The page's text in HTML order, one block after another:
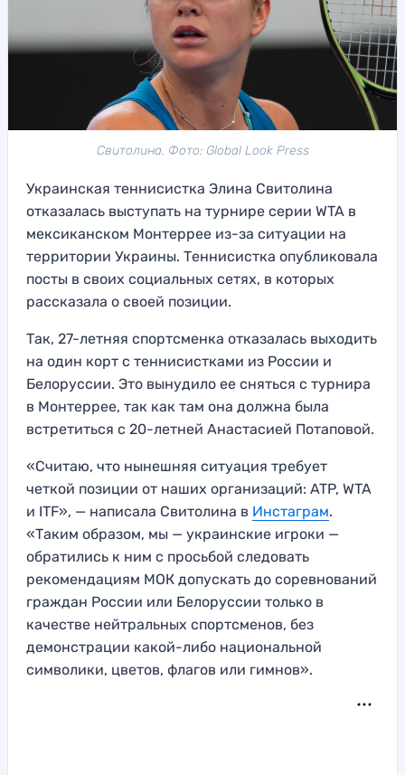
Свитолина. Фото: Global Look Press
Украинская теннисистка Элина Свитолина
отказалась выступать на турнире серии WTA в
мексиканском Монтеррее из-за ситуации на
территории Украины. Теннисистка опубликовала
посты в своих социальных сетях, в которых
рассказала о своей позиции.
Так, 27-летняя спортсменка отказалась выходить
на один корт с теннисистками из России и
Белоруссии. Это вынудило ее сняться с турнира
в Монтеррее, так как там она должна была
встретиться с 20-летней Анастасией Потаповой.
«Считаю, что нынешняя ситуация требует
четкой позиции от наших организаций: ATP, WTA
и ITF», — написала Свитолина в Инстаграм.
«Таким образом, мы — украинские игроки —
обратились к ним с просьбой следовать
рекомендациям МОК допускать до соревнований
граждан России или Белоруссии только в
качестве нейтральных спортсменов, без
демонстрации какой-либо национальной
символики, цветов, флагов или гимнов».